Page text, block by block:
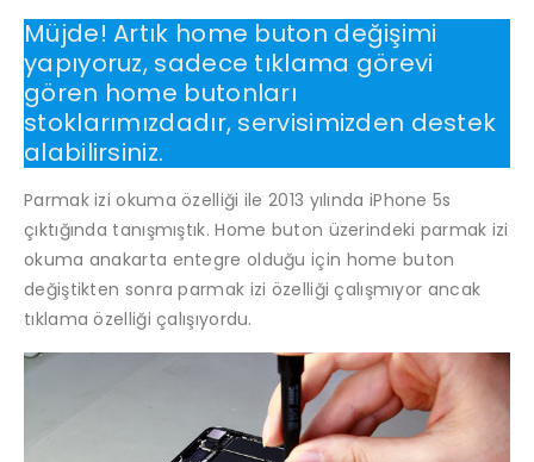
Müjde! Artık home buton değişimi
yapıyoruz, sadece tıklama görevi
gören home butonları
stoklarımızdadır, servisimizden destek
alabilirsiniz.
Parmak izi okuma özelliği ile 2013 yılında iPhone 5s
çıktığında tanışmıştık. Home buton üzerindeki parmak izi
okuma anakarta entegre olduğu için home buton
değiştikten sonra parmak izi özelliği çalışmıyor ancak
tıklama özelliği çalışıyordu.